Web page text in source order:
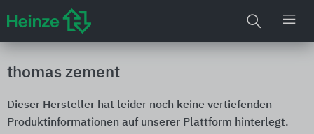
thomas zement
Dieser Hersteller hat leider noch keine vertiefenden
Produktinformationen auf unserer Plattform hinterlegt.